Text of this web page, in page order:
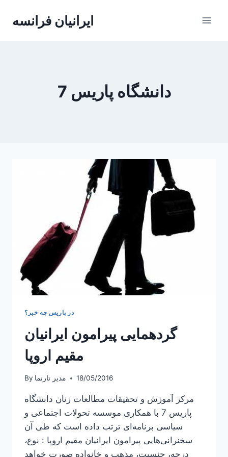
ایرانیان فرانسه
دانشگاه پاریس 7
در پاریس چه خبر؟
گردهمایی پیرامون ایرانیان
مقیم اروپا
By مدیر تارنما 18/05/2016
مرکز آموزش و تحقیقات مطالعات زنان دانشگاه
پاریس 7 با همکاری موسسه تحولات اجتماعی و
سیاسی برنامه‌ای ترتب داده است که طی آن
سخنرانی‌هایی پیرامون ایرانیان مقیم اروپا : نوع،
درجه، جنسیت، مذهب و خانواده صورت خواهد